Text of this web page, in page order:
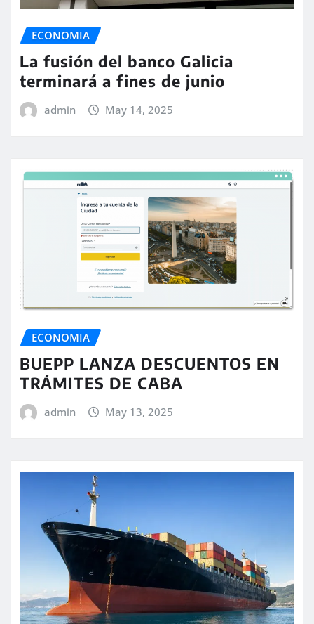
ECONOMIA
La fusión del banco Galicia
terminará a fines de junio
admin May 14, 2025
ECONOMIA
BUEPP LANZA DESCUENTOS EN
TRÁMITES DE CABA
admin May 13, 2025